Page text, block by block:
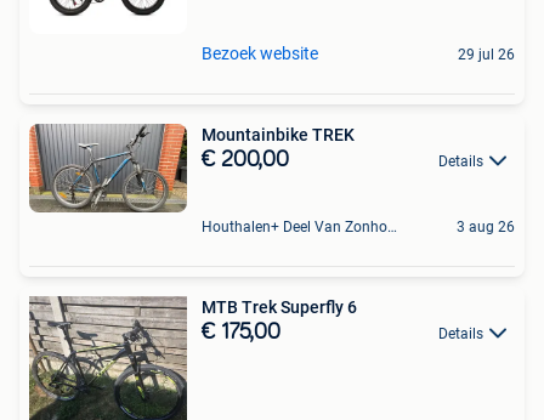
Bezoek website 29 jul 26
Mountainbike TREK
€ 200,00 Details
Houthalen+ Deel Van Zonhoven En Zolder 3 aug 26
MTB Trek Superfly 6
€ 175,00 Details